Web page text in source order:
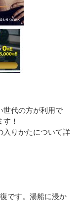
世代の方が利用で
！
入りかたについて詳
です。湯船に浸か